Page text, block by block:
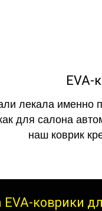
EVA-
лекала именно
для салона
наш коврик
EVA-коврики